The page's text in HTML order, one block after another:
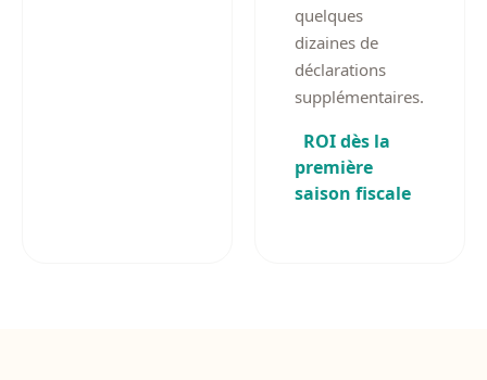
quelques
dizaines de
déclarations
supplémentaires.
ROI dès la
première
saison fiscale